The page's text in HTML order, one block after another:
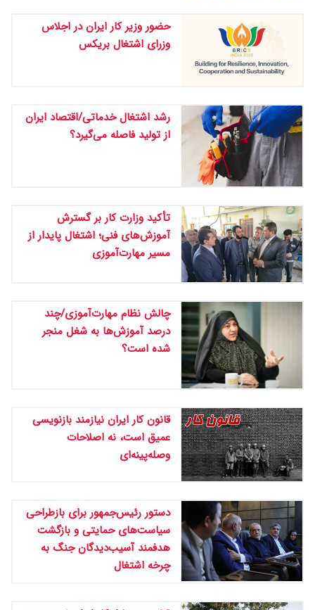
حضور وزیر کار ایران در اجلاس
وزرای اشتغال بریکس
رشد اشتغال خدماتی/اقتصاد ایران
از تولید فاصله می‌گیرد؟
تأکید وزارت کار بر گسترش
آموزش‌های فنی؛ اشتغال پایدار از
مسیر مهارت‌آموزی
چالش نظام مهارت‌آموزی/چند
درصد آموزش‌ها به شغل منجر
شده است؟
قانون کار ایران نیازمند بازنویسی
عمیق است، نه اصلاحات
وصله‌پینه‌ای
دستور رئیس‌جمهور برای بازطراحی
سیاست‌های حمایتی و بازگشت
هدفمند آسیب‌دیدگان جنگ به
چرخه اشتغال